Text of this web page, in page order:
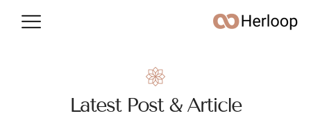
Latest Post & Article